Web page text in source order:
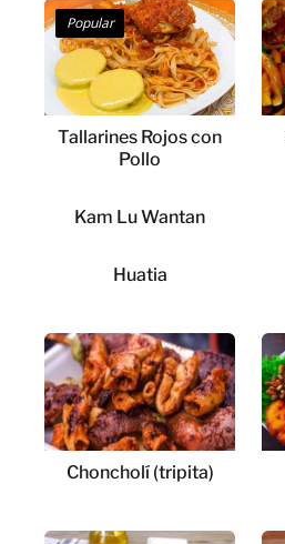
Popular
Tallarines Rojos con
Pollo
Kam Lu Wantan
Huatia
Choncholí (tripita)